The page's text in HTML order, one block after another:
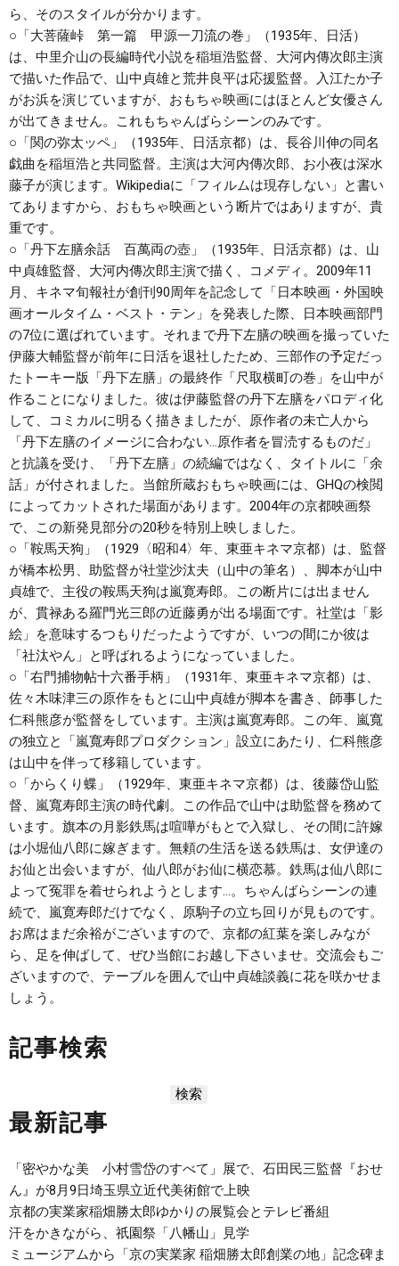
ら、そのスタイルが分かります。
○ 「大菩薩峠 第一篇 甲源一刀流の巻」
（1935年、日活）
は、中里介山の長編時代小説を稲垣浩監督、大河内傳次郎主演
で描いた作品で、山中貞雄と荒井良平は応援監督。入江たか子
がお浜を演じていますが、おもちゃ映画にはほとんど女優さん
が出てきません。これもちゃんばらシーンのみです。
○ 「関の弥太ッペ」
（1935年、日活京都）は、長谷川伸の同名
戯曲を稲垣浩と共同監督。主演は大河内傳次郎、お小夜は深水
藤子が演じます。Wikipediaに「フィルムは現存しない」と書い
てありますから、おもちゃ映画という断片ではありますが、貴
重です。
○ 「丹下左膳余話 百萬両の壺」
（1935年、日活京都）は、山
中貞雄監督、大河内傳次郎主演で描く、コメディ。2009年11
月、キネマ旬報社が創刊90周年を記念して「日本映画・外国映
画オールタイム・ベスト・テン」を発表した際、日本映画部門
の7位に選ばれています。それまで丹下左膳の映画を撮っていた
伊藤大輔監督が前年に日活を退社したため、三部作の予定だっ
たトーキー版「丹下左膳」の最終作「尺取横町の巻」を山中が
作ることになりました。彼は伊藤監督の丹下左膳をパロディ化
して、コミカルに明るく描きましたが、原作者の未亡人から
「丹下左膳のイメージに合わない…原作者を冒涜するものだ」
と抗議を受け、「丹下左膳」の続編ではなく、タイトルに「余
話」が付されました。 当館所蔵おもちゃ映画には、GHQの検閲
によってカットされた場面があります。 2004年の京都映画祭
で、この新発見部分の20秒を特別上映しました。
○ 「鞍馬天狗」
（1929〈昭和4〉年、東亜キネマ京都）は、監督
が橋本松男、助監督が社堂沙汰夫（山中の筆名）、脚本が山中
貞雄で、主役の鞍馬天狗は嵐寛寿郎。この断片には出ません
が、貫禄ある羅門光三郎の近藤勇が出る場面です。社堂は「影
絵」を意味するつもりだったようですが、いつの間にか彼は
「社汰やん」と呼ばれるようになっていました。
○ 「右門捕物帖十六番手柄」
（1931年、東亜キネマ京都）は、
佐々木味津三の原作をもとに山中貞雄が脚本を書き、師事した
仁科熊彦が監督をしています。主演は嵐寛寿郎。この年、嵐寬
の独立と「嵐寬寿郎プロダクション」設立にあたり、仁科熊彦
は山中を伴って移籍しています。
○ 「からくり蝶」
（1929年、東亜キネマ京都）は、後藤岱山監
督、嵐寬寿郎主演の時代劇。この作品で山中は助監督を務めて
います。旗本の月影鉄馬は喧嘩がもとで入獄し、その間に許嫁
は小堀仙八郎に嫁ぎます。無頼の生活を送る鉄馬は、女伊達の
お仙と出会いますが、仙八郎がお仙に横恋慕。鉄馬は仙八郎に
よって冤罪を着せられようとします…。ちゃんばらシーンの連
続で、嵐寛寿郎だけでなく、原駒子の立ち回りが見ものです。
お席はまだ余裕がございますので、京都の紅葉を楽しみなが
ら、足を伸ばして、ぜひ当館にお越し下さいませ。交流会もご
ざいますので、テーブルを囲んで山中貞雄談義に花を咲かせま
しょう。
記事検索
最新記事
「密やかな美 小村雪岱のすべて」展で、石田民三監督『おせ
ん』が8月9日埼玉県立近代美術館で上映
京都の実業家稲畑勝太郎ゆかりの展覧会とテレビ番組
汗をかきながら、祇園祭「八幡山」見学
ミュージアムから「京の実業家 稲畑勝太郎創業の地」記念碑ま